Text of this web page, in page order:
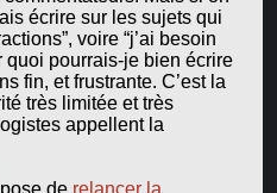
écrire sur les sujets qui
voire “j’ai besoin
quoi pourrais-je bien écrire
fin, et frustrante. C’est la
très limitée et très
appellent la
de relancer la